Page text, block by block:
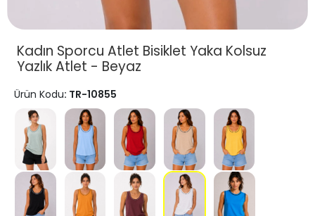
Kadın Sporcu Atlet Bisiklet Yaka Kolsuz
Yazlık Atlet - Beyaz
Ürün Kodu: TR-10855